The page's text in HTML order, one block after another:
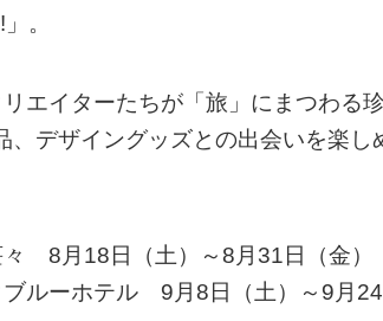
。
エイターたちが「旅」にまつわる
、デザイングッズとの出会いを楽し
8月18日（土）～8月31日（金）
ルーホテル 9月8日（土）～9月24